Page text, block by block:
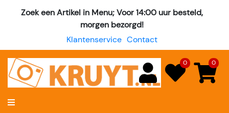
Zoek een Artikel in Menu; Voor 14:00 uur besteld,
morgen bezorgd!
Klantenservice Contact
0 0